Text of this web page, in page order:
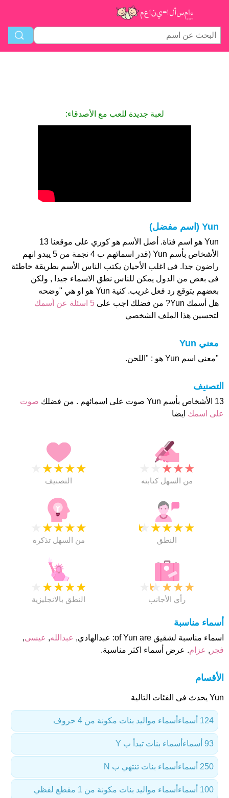
لعبة جديدة للعب مع الأصدقاء:
Yun (اسم مفضل)
Yun هو اسم فتاة. أصل الأسم هو كوري على موقعنا 13
الأشخاص بأسم Yun (قدر اسمائهم ب 4 نجمة من 5 يبدو انهم
راضون جدا. فى اغلب الأحيان يكتب الناس الأسم بطريقة خاطئة
فى بعض من الدول يمكن للناس نطق الاسماء جيدا , ولكن
بعضهم يتوقع رد فعل غريب. كنية Yun هو او هي "وضحه
هل أسمك Yun? من فضلك اجب على
5 اسئلة عن أسمك
لتحسين هذا الملف الشخصي
معني Yun
"معني اسم Yun هو : "اللحن.
التصنيف
13 الأشخاص بأسم Yun صوت على اسمائهم . من فضلك
صوت
على اسمك ايضا
★
★
★
★
التصنيف
★
★
★
من السهل كتابته
★
★
★
★
من السهل تذكره
★
★
★
★
★
النطق
★
★
★
★
النطق بالانجليزية
★
★
★
★
رأي الأجانب
أسماء مناسبة
اسماء مناسبة لشقيق of Yun are: عبدالهادي, عبدالله, عيسى,
فجر , عزام. عرض أسماء اكثر مناسبة.
الأقسام
Yun يحدث فى الفئات التالية
أسماء مواليد بنات مكونة من 4 حروف 124 أسماء
أسماء بنات تبدأ ب Y 93 أسماء
أسماء بنات تنتهي ب N 250 أسماء
أسماء مواليد بنات مكونة من 1 مقطع لفظي 100 أسماء